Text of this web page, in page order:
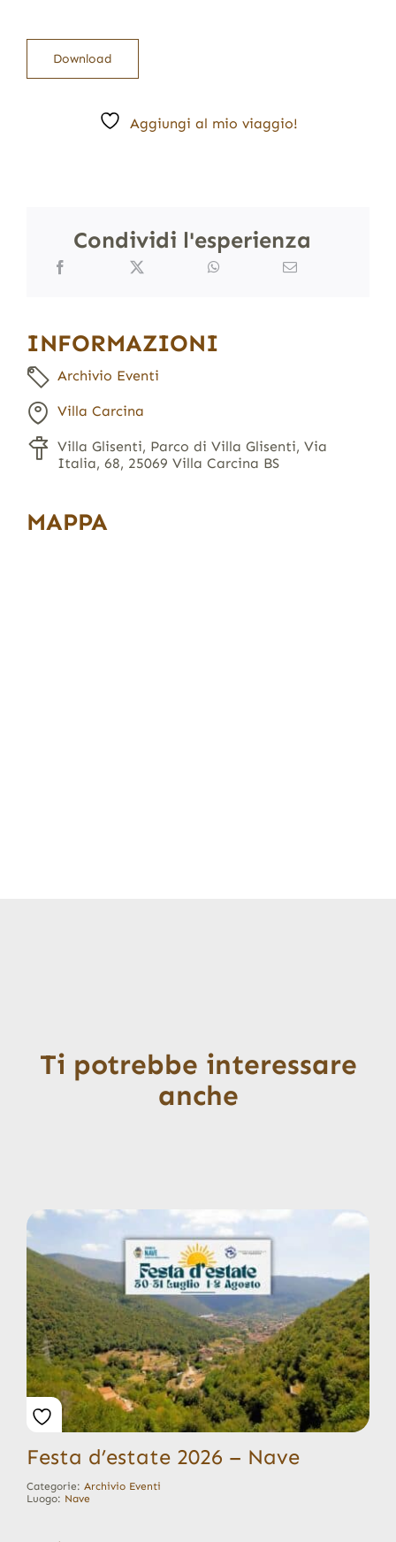
Download
Aggiungi al mio viaggio!
Condividi l'esperienza
INFORMAZIONI
Archivio Eventi
Villa Carcina
Villa Glisenti, Parco di Villa Glisenti, Via
Italia, 68, 25069 Villa Carcina BS
MAPPA
Ti potrebbe interessare
anche
Festa d’estate 2026 – Nave
Categorie: Archivio Eventi
Luogo: Nave